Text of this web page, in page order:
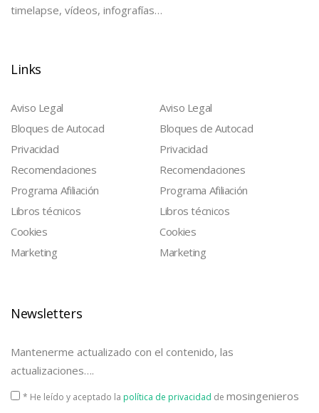
timelapse, vídeos, infografías…
Links
Aviso Legal
Aviso Legal
Bloques de Autocad
Bloques de Autocad
Privacidad
Privacidad
Recomendaciones
Recomendaciones
Programa Afiliación
Programa Afiliación
Libros técnicos
Libros técnicos
Cookies
Cookies
Marketing
Marketing
Newsletters
Mantenerme actualizado con el contenido, las
actualizaciones….
* He leído y aceptado la política de privacidad de mosingenieros